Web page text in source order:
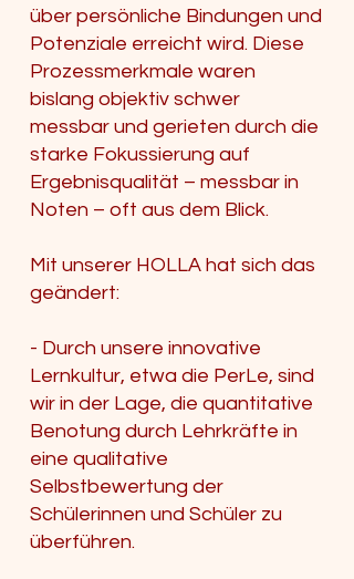
über persönliche Bindungen und
Potenziale erreicht wird. Diese
Prozessmerkmale waren
bislang objektiv schwer
messbar und gerieten durch die
starke Fokussierung auf
Ergebnisqualität – messbar in
Noten – oft aus dem Blick.
Mit unserer HOLLA hat sich das
geändert:
- Durch unsere innovative
Lernkultur, etwa die PerLe, sind
wir in der Lage, die quantitative
Benotung durch Lehrkräfte in
eine qualitative
Selbstbewertung der
Schülerinnen und Schüler zu
überführen.